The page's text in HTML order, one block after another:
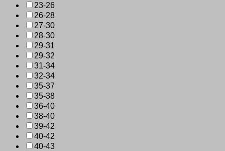
23-26
26-28
27-30
28-30
29-31
29-32
31-34
32-34
35-37
35-38
36-40
38-40
39-42
40-42
40-43